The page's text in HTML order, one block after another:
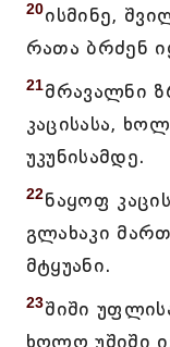
20ისმინე,
რათა ბრძენ
21მრავალნი
კაცისასა,
უკუნისამდე.
22ნაყოფ
გლახაკი
მტყუანი.
23შიში
ხოლო უშიში